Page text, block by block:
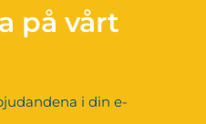
på vårt
i din e-